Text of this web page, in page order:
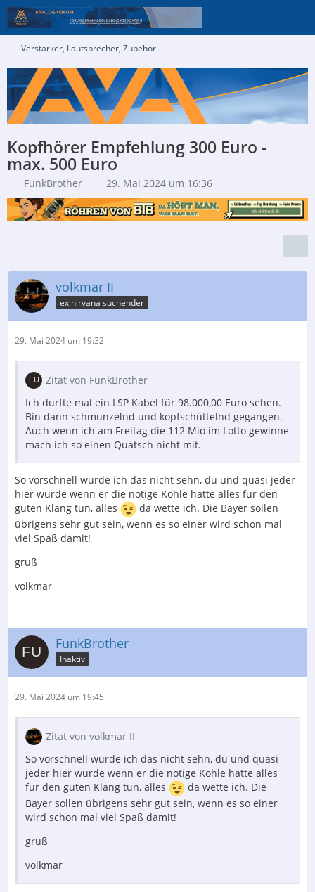
Verstärker, Lautsprecher, Zubehör
Kopfhörer Empfehlung 300 Euro -
max. 500 Euro
FunkBrother 29. Mai 2024 um 16:36
volkmar II
ex nirvana suchender
29. Mai 2024 um 19:32
Zitat von FunkBrother
Ich durfte mal ein LSP Kabel für 98.000,00 Euro sehen.
Bin dann schmunzelnd und kopfschüttelnd gegangen.
Auch wenn ich am Freitag die 112 Mio im Lotto gewinne
mach ich so einen Quatsch nicht mit.
So vorschnell würde ich das nicht sehn, du und quasi jeder
hier würde wenn er die nötige Kohle hätte alles für den
guten Klang tun, alles
da wette ich. Die Bayer sollen
übrigens sehr gut sein, wenn es so einer wird schon mal
viel Spaß damit!
gruß
volkmar
FunkBrother
Inaktiv
29. Mai 2024 um 19:45
Zitat von volkmar II
So vorschnell würde ich das nicht sehn, du und quasi
jeder hier würde wenn er die nötige Kohle hätte alles
für den guten Klang tun, alles
da wette ich. Die
Bayer sollen übrigens sehr gut sein, wenn es so einer
wird schon mal viel Spaß damit!
gruß
volkmar